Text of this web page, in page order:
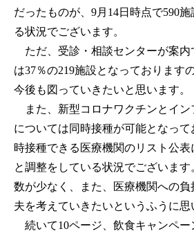
だったものが、9月14日時点で590
る状況でございます。
ただ、受診・相談センターが案内
は37％の219施設となっております
今後も図っていきたいと思います。
また、新型コロナワクチンとイン
については同時接種が可能となって
時接種できる医療機関のリスト公
と調整をしている状況でございます
数が少なく、また、医療機関への
夫を考えていきたいというふうに思
続いて10ページ、飲食キャンペー